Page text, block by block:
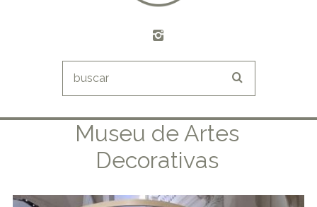
Museu de Artes
Decorativas